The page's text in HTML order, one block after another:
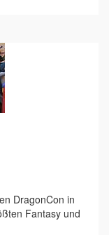
DragonCon in
Fantasy und